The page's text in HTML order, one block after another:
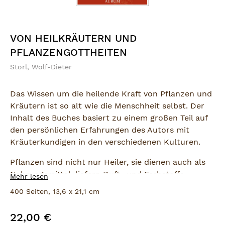
VON HEILKRÄUTERN UND
PFLANZENGOTTHEITEN
Storl, Wolf-Dieter
Das Wissen um die heilende Kraft von Pflanzen und
Kräutern ist so alt wie die Menschheit selbst. Der
Inhalt des Buches basiert zu einem großen Teil auf
den persönlichen Erfahrungen des Autors mit
Kräuterkundigen in den verschiedenen Kulturen.
Pflanzen sind nicht nur Heiler, sie dienen auch als
Nahrungsmittel, liefern Duft- und Farbstoffe,
enthalten aber auch gefährliche Gifte. Pflanzen als
kennen- und respektieren gelernt haben, werden
Mehr lesen
400 Seiten, 13,6 x 21,1 cm
Regulärer Preis:
22,00 €